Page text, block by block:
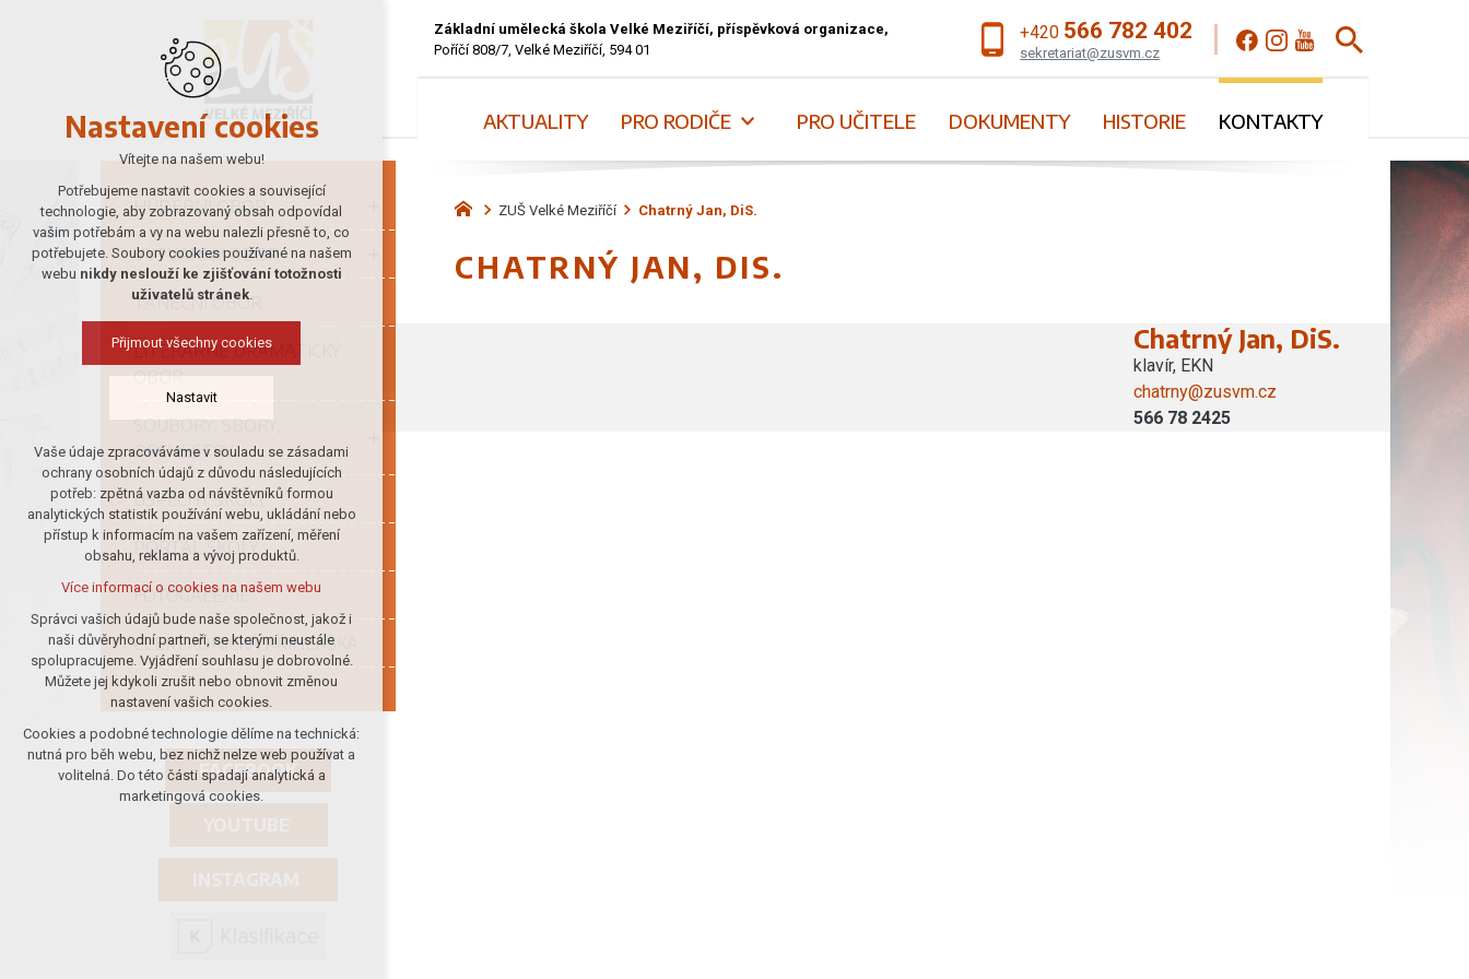
+420 566 782 402
sekretariat@zusvm.cz
Základní umělecká škola Velké Meziříčí, příspěvková organizace,
Poříčí 808/7, Velké Meziříčí, 594 01
AKTUALITY PRO RODIČE PRO UČITELE DOKUMENTY HISTORIE KONTAKTY
HUDEBNÍ OBOR
VÝTVARNÝ OBOR
TANEČNÍ OBOR
LITERÁRNĚ DRAMATICKÝ
OBOR
SOUBORY, SBORY,
ORCHESTRY
ÚSPĚCHY ŠKOLY
PORTÁL ŠKOLY
FOTOGALERIE
ELEKTRONICKÁ PŘIHLÁŠKA
FACEBOOK
ZUŠ Velké Meziříčí Chatrný Jan, DiS.
CHATRNÝ JAN, DIS.
Chatrný Jan, DiS.
klavír, EKN
chatrny@zusvm.cz
566 78 2425
Nastavení cookies
Vítejte na našem webu!
Potřebujeme nastavit cookies a související
technologie, aby zobrazovaný obsah odpovídal
vašim potřebám a vy na webu nalezli přesně to, co
potřebujete. Soubory cookies používané na našem
webu nikdy neslouží ke zjišťování totožnosti
uživatelů stránek.
Přijmout všechny cookies
Nastavit
Technická cookies
nutná pro provozování webu
udržení kontextu stránek (session):
případná přihlášení, volby jazyka, apod.
Volitelná cookies
analytická pro anonymizované
vyhodnocení návštěvnosti
marketingová cookies (Google)
Více informací o cookies na našem webu
Přijmout všechny cookies
Odmítnout vše
Vaše údaje zpracováváme v souladu se zásadami
ochrany osobních údajů z důvodu následujících
potřeb: zpětná vazba od návštěvníků formou
analytických statistik používání webu, ukládání nebo
přístup k informacím na vašem zařízení, měření
obsahu, reklama a vývoj produktů.
Více informací o cookies na našem webu
Správci vašich údajů bude naše společnost, jakož i
naši důvěryhodní partneři, se kterými neustále
spolupracujeme. Vyjádření souhlasu je dobrovolné.
Můžete jej kdykoli zrušit nebo obnovit změnou
nastavení vašich cookies.
Cookies a podobné technologie dělíme na technická:
nutná pro běh webu, bez nichž nelze web používat a
volitelná. Do této části spadají analytická a
marketingová cookies.